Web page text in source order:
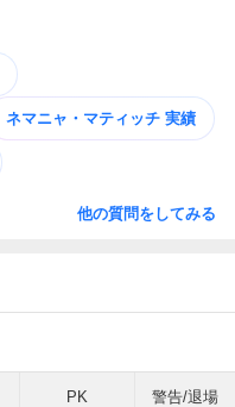
ネマニャ・マティッチ 実績
他の質問をしてみる
PK 警告/退場